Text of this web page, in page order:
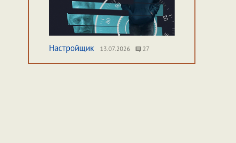
Настройщик 13.07.2026 27